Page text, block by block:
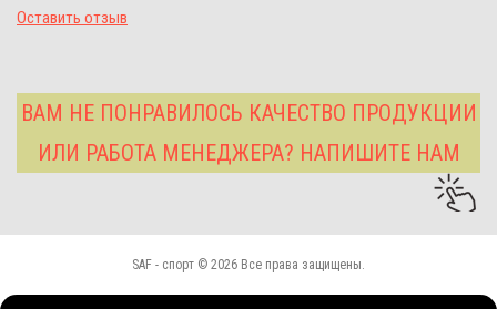
Оставить отзыв
ВАМ НЕ ПОНРАВИЛОСЬ КАЧЕСТВО ПРОДУКЦИИ
ИЛИ РАБОТА МЕНЕДЖЕРА? НАПИШИТЕ НАМ
SAF - спорт © 2026 Все права защищены.